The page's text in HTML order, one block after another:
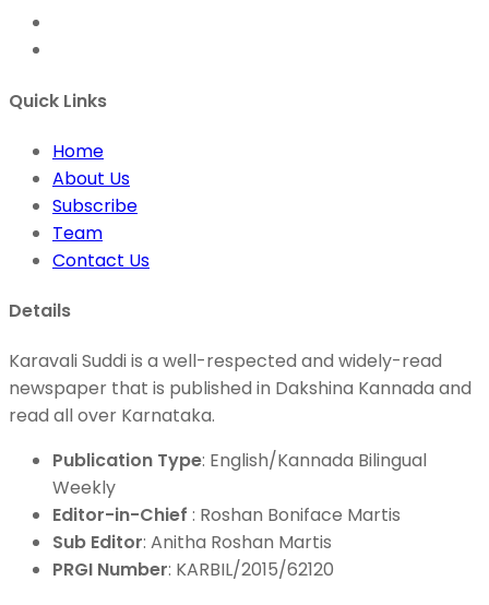
Quick Links
Home
About Us
Subscribe
Team
Contact Us
Details
Karavali Suddi is a well-respected and widely-read
newspaper that is published in Dakshina Kannada and
read all over Karnataka.
Publication Type: English/Kannada Bilingual
Weekly
Editor-in-Chief : Roshan Boniface Martis
Sub Editor: Anitha Roshan Martis
PRGI Number: KARBIL/2015/62120